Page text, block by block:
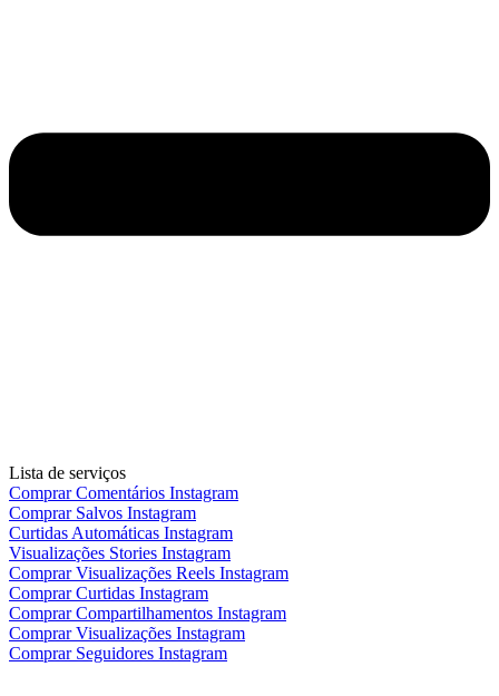
Lista de serviços
Comprar Comentários Instagram
Comprar Salvos Instagram
Curtidas Automáticas Instagram
Visualizações Stories Instagram
Comprar Visualizações Reels Instagram
Comprar Curtidas Instagram
Comprar Compartilhamentos Instagram
Comprar Visualizações Instagram
Comprar Seguidores Instagram